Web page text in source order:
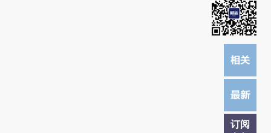
订阅